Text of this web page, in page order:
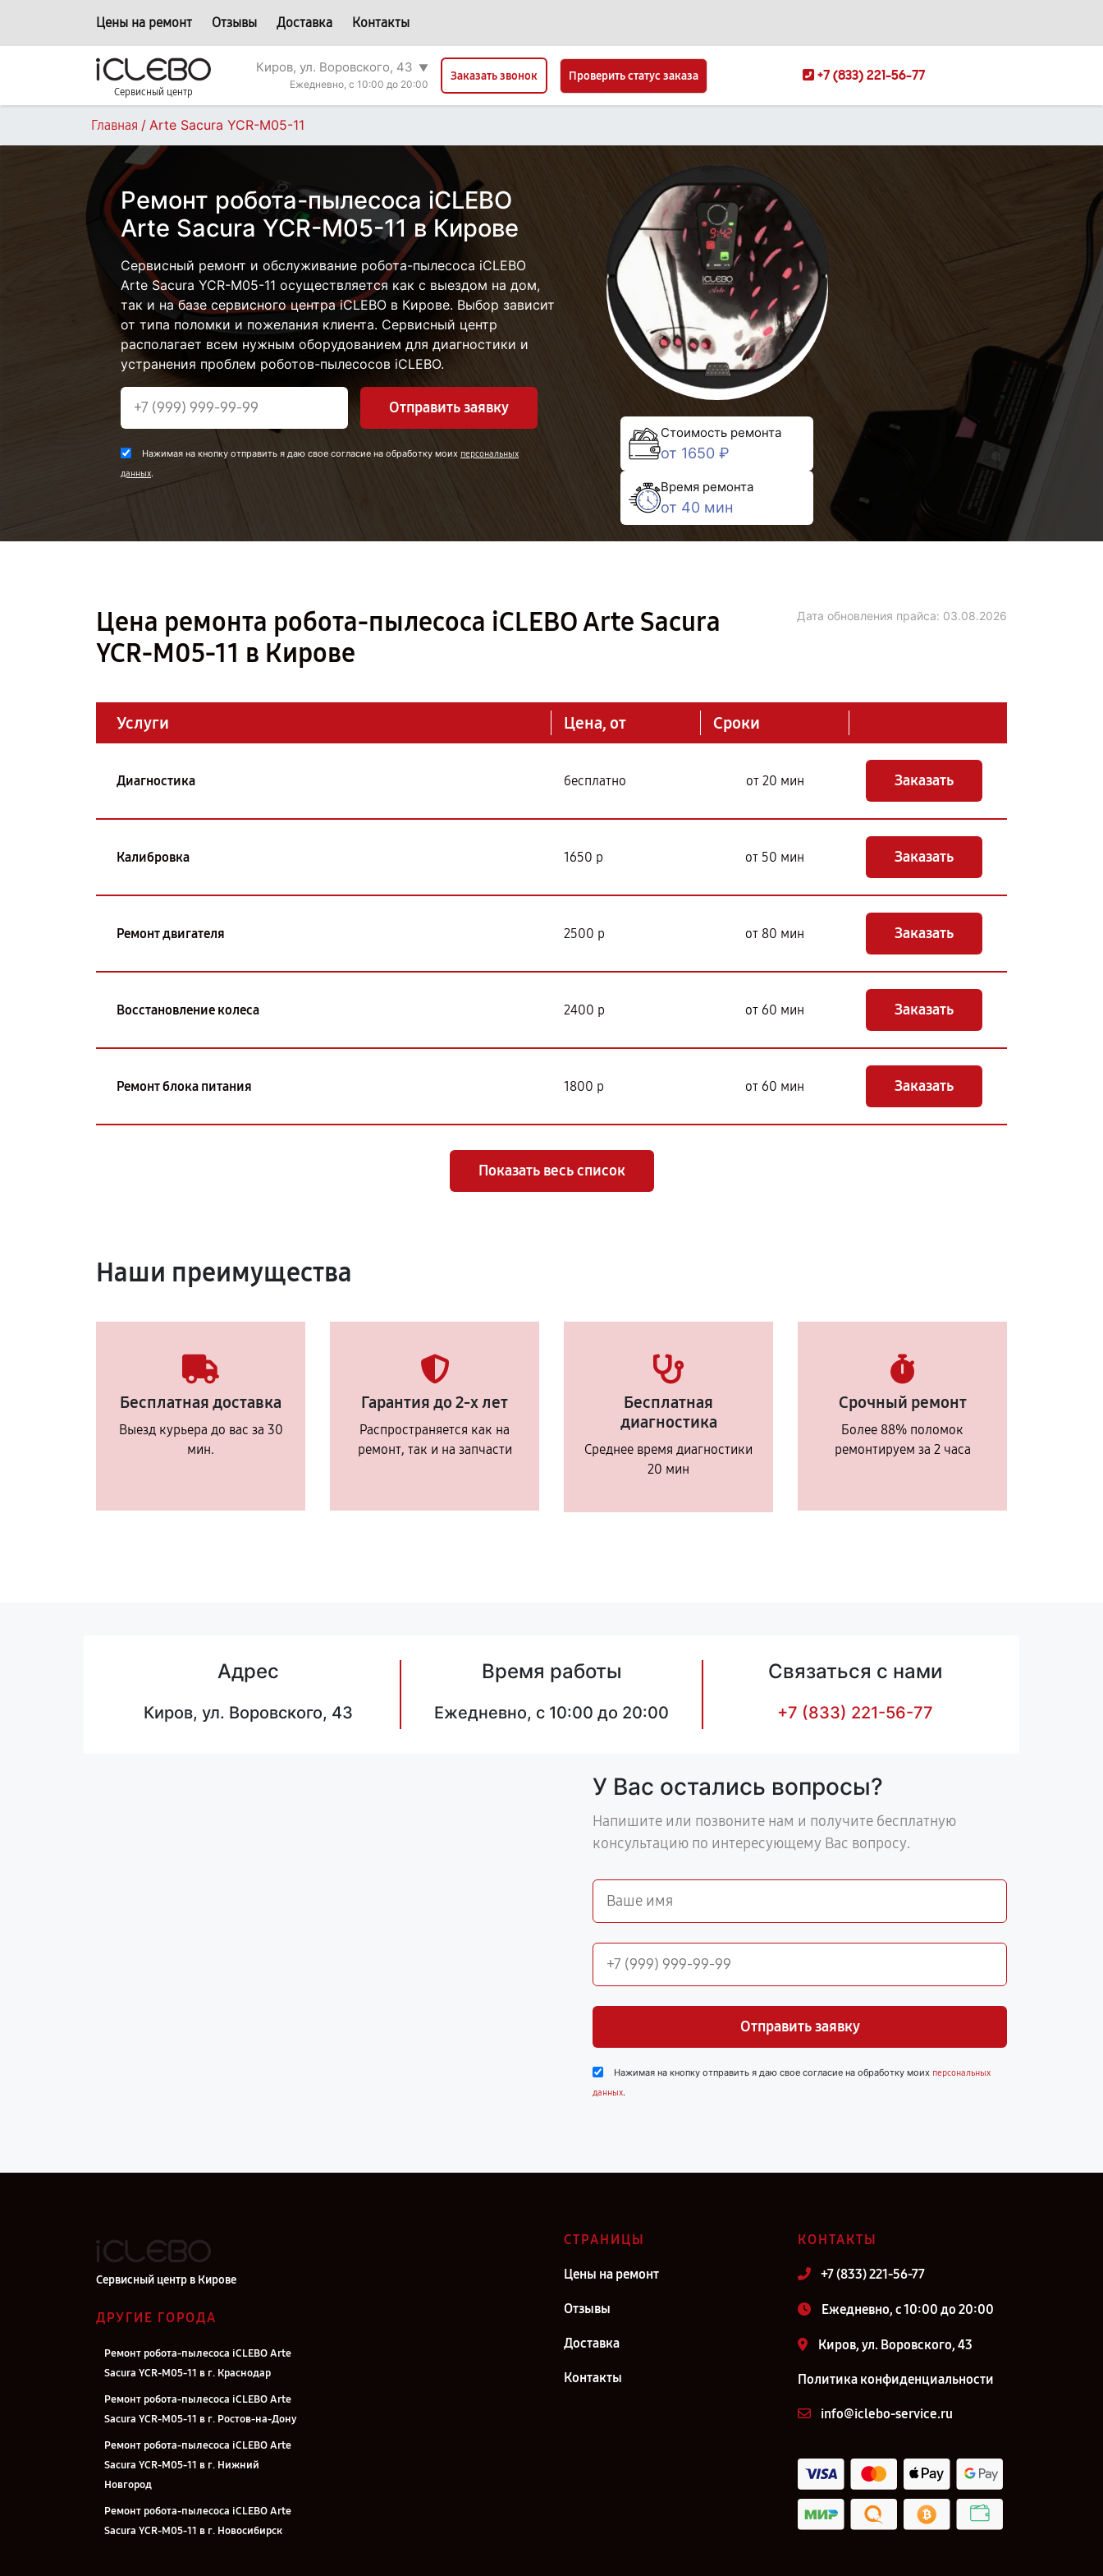
Цены на ремонт Отзывы Доставка Контакты
Сервисный центр
Киров, ул. Воровского, 43 ▼
Ежедневно, с 10:00 до 20:00
Заказать звонок Проверить статус заказа +7 (833) 221-56-77
Главная / Arte Sacura YCR-M05-11
Ремонт робота-пылесоса iCLEBO
Arte Sacura YCR-M05-11 в Кирове
Сервисный ремонт и обслуживание робота-пылесоса iCLEBO
Arte Sacura YCR-M05-11 осуществляется как с выездом на дом,
так и на базе сервисного центра iCLEBO в Кирове. Выбор зависит
от типа поломки и пожелания клиента. Сервисный центр
располагает всем нужным оборудованием для диагностики и
устранения проблем роботов-пылесосов iCLEBO.
Отправить заявку
Нажимая на кнопку отправить я даю свое согласие на обработку моих персональных
данных.
Стоимость ремонта
от 1650 ₽
Время ремонта
от 40 мин
Цена ремонта робота-пылесоса iCLEBO Arte Sacura
YCR-M05-11 в Кирове
Дата обновления прайса: 03.08.2026
Услуги Цена, от Сроки
Диагностика бесплатно от 20 мин Заказать
Калибровка 1650 р от 50 мин Заказать
Ремонт двигателя 2500 р от 80 мин Заказать
Восстановление колеса 2400 р от 60 мин Заказать
Ремонт блока питания 1800 р от 60 мин Заказать
Показать весь список
Наши преимущества
Бесплатная доставка
Выезд курьера до вас за 30
мин.
Гарантия до 2-х лет
Распространяется как на
ремонт, так и на запчасти
Бесплатная
диагностика
Среднее время диагностики
20 мин
Срочный ремонт
Более 88% поломок
ремонтируем за 2 часа
Адрес
Киров, ул. Воровского, 43
Время работы
Ежедневно, с 10:00 до 20:00
Связаться с нами
+7 (833) 221-56-77
У Вас остались вопросы?
Напишите или позвоните нам и получите бесплатную
консультацию по интересующему Вас вопросу.
Отправить заявку
Нажимая на кнопку отправить я даю свое согласие на обработку моих персональных
данных.
Сервисный центр в Кирове
ДРУГИЕ ГОРОДА
Ремонт робота-пылесоса iCLEBO Arte
Sacura YCR-M05-11 в г. Краснодар
Ремонт робота-пылесоса iCLEBO Arte
Sacura YCR-M05-11 в г. Ростов-на-Дону
Ремонт робота-пылесоса iCLEBO Arte
Sacura YCR-M05-11 в г. Нижний
Новгород
Ремонт робота-пылесоса iCLEBO Arte
Sacura YCR-M05-11 в г. Новосибирск
СТРАНИЦЫ
Цены на ремонт
Отзывы
Доставка
Контакты
КОНТАКТЫ
+7 (833) 221-56-77
Ежедневно, с 10:00 до 20:00
Киров, ул. Воровского, 43
Политика конфиденциальности
info@iclebo-service.ru